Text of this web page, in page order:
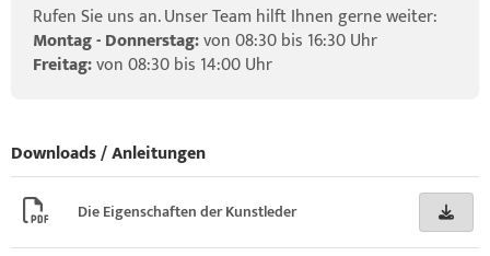
Rufen Sie uns an. Unser Team hilft Ihnen gerne weiter:
Montag - Donnerstag:von 08:30 bis 16:30 Uhr
Freitag:von 08:30 bis 14:00 Uhr
Downloads / Anleitungen
Die Eigenschaften der Kunstleder